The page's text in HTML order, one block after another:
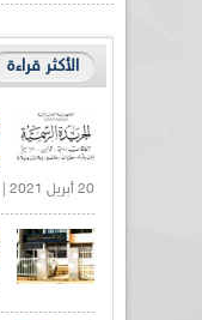
الأكثر قراءة
20 أبريل 2021 |